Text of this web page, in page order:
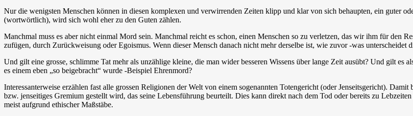
Nur die wenigsten Menschen können in diesen komplexen und verwirrenden Zeiten klipp und klar von sich behaupten, ein guter
(wortwörtlich), wird sich wohl eher zu den Guten zählen.
Manchmal muss es aber nicht einmal Mord sein. Manchmal reicht es schon, einen Menschen so zu verletzen, das wir ihm für den
zufügen, durch Zurückweisung oder Egoismus. Wenn dieser Mensch danach nicht mehr derselbe ist, wie zuvor -was unterscheidet
Und gilt eine grosse, schlimme Tat mehr als unzählige kleine, die man wider besseren Wissens über lange Zeit ausübt? Und gilt es
es einem eben „so beigebracht“ wurde -Beispiel Ehrenmord?
Interessanterweise erzählen fast alle grossen Religionen der Welt von einem sogenannten Totengericht (oder Jenseitsgericht).
bzw. jenseitiges Gremium gestellt wird, das seine Lebensführung beurteilt. Dies kann direkt nach dem Tod oder bereits zu
meist aufgrund ethischer Maßstäbe.